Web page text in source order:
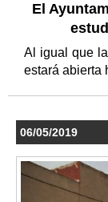
El
Al igual que
estará abierta
06/05/2019